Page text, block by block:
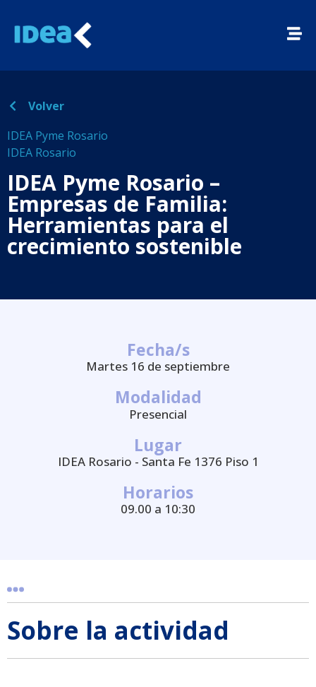
Volver
IDEA Pyme Rosario
IDEA Rosario
IDEA Pyme Rosario –
Empresas de Familia:
Herramientas para el
crecimiento sostenible
Fecha/s
Martes 16 de septiembre
Modalidad
Presencial
Lugar
IDEA Rosario - Santa Fe 1376 Piso 1
Horarios
09.00 a 10:30
Sobre la actividad